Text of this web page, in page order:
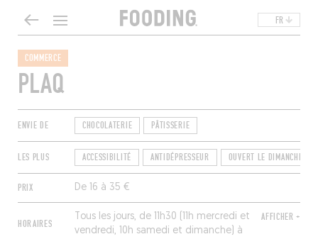
FR
COMMERCE
PLAQ
ENVIE DE CHOCOLATERIE PÂTISSERIE
LES PLUS ACCESSIBILITÉ ANTIDÉPRESSEUR OUVERT LE DIMANCHE
PRIX De 16 à 35 €
HORAIRES
Tous les jours, de 11h30 (11h mercredi et
vendredi, 10h samedi et dimanche) à
AFFICHER +